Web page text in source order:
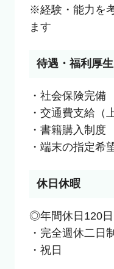
※経験・能力を
ます
待遇・福利厚生
・社会保険完備
・交通費支給（
・書籍購入制度
・端末の指定希
休日休暇
◎年間休日120
・完全週休二日
・祝日